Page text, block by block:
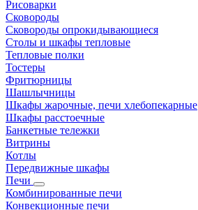
Рисоварки
Сковороды
Сковороды опрокидывающиеся
Столы и шкафы тепловые
Тепловые полки
Тостеры
Фритюрницы
Шашлычницы
Шкафы жарочные, печи хлебопекарные
Шкафы расстоечные
Банкетные тележки
Витрины
Котлы
Передвижные шкафы
Печи
Комбинированные печи
Конвекционные печи